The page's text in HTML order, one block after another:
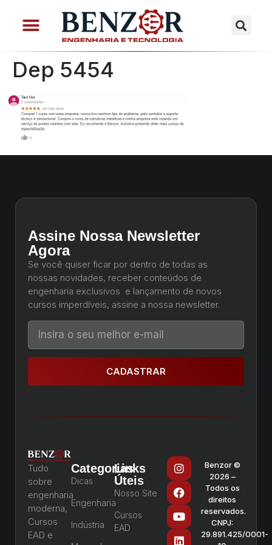
Dep 5454
Assine Nossa Newsletter
Agora
Se você quiser ficar por dentro de todas as
nossas novidades, receber conteúdos de
engenharia exclusivos e lançamento de novos
cursos imperdíveis, assine a nossa newsletter.
CADASTRAR
Tudo
sobre
engenharia
moderna,
Cursos
EAD e
Categorias
Dicas
Engenharia
Indústria
Links
Úteis
Nosso Site
Cursos
EAD
Benzor ©
2026 –
Todos os
direitos
reservados.
CNPJ:
29.891.425/0001-